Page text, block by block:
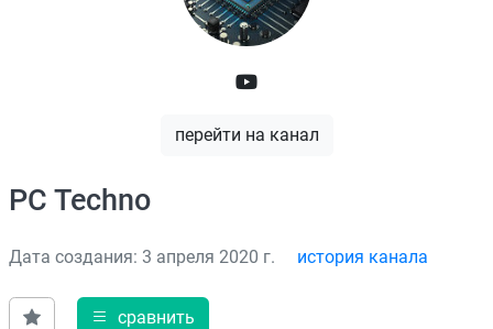
перейти на канал
PC Techno
Дата создания: 3 апреля 2020 г. история канала
сравнить